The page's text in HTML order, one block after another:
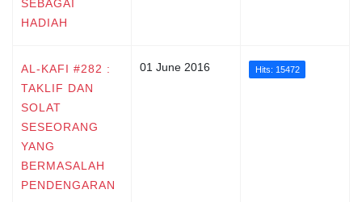
SEBAGAI
HADIAH
AL-KAFI #282 :
TAKLIF DAN
SOLAT
SESEORANG
YANG
BERMASALAH
PENDENGARAN
01 June 2016 Hits: 15472